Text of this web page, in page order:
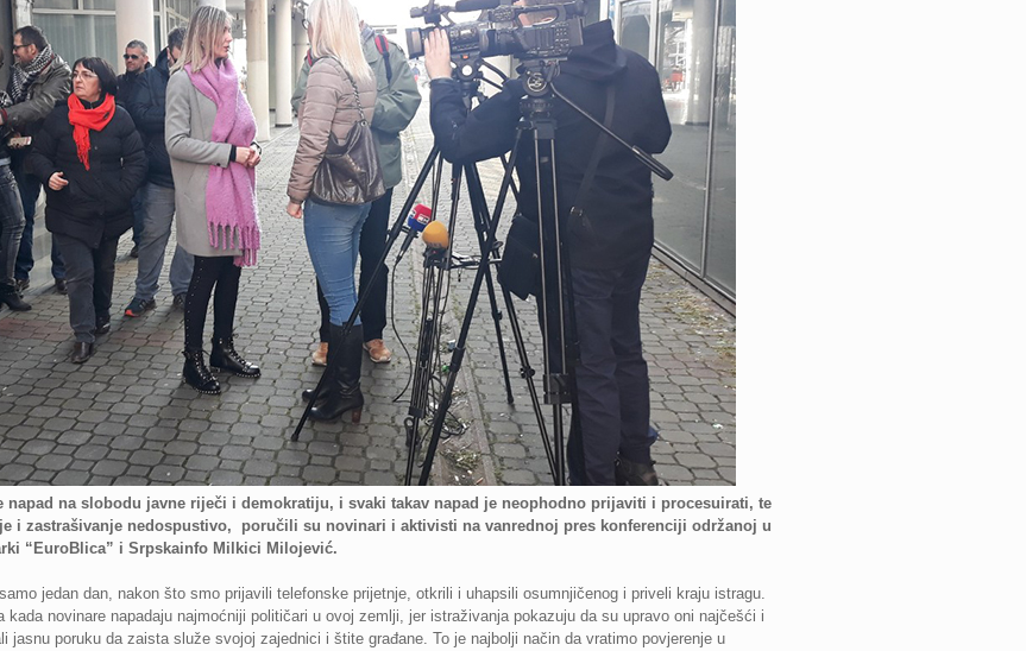
napad na slobodu javne riječi i demokratiju, i svaki takav napad je neophodno prijaviti i procesuirati, te
i zastrašivanje nedospustivo, poručili su novinari i aktivisti na vanrednoj pres konferenciji održanoj u
“EuroBlica” i Srpskainfo Milkici Milojević.
jedan dan, nakon što smo prijavili telefonske prijetnje, otkrili i uhapsili osumnjičenog i priveli kraju istragu.
novinare napadaju najmoćniji političari u ovoj zemlji, jer istraživanja pokazuju da su upravo oni najčešći i
jasnu poruku da zaista služe svojoj zajednici i štite građane. To je najbolji način da vratimo povjerenje u